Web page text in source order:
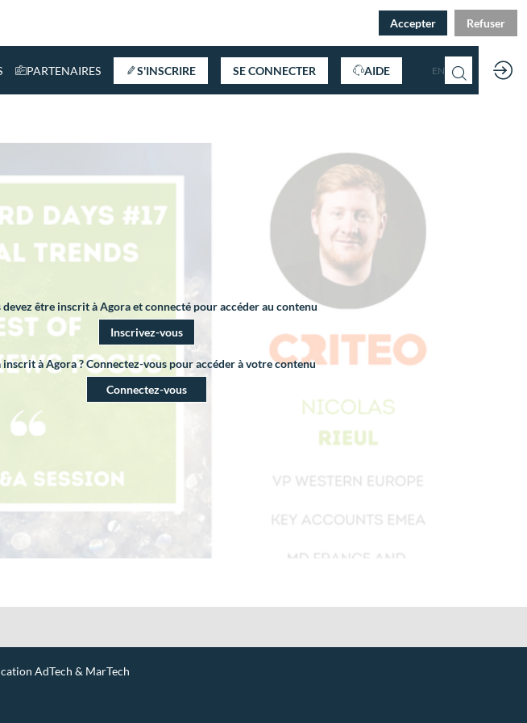
PARTENAIRES S'INSCRIRE SE CONNECTER AIDE EN
devez être inscrit à Agora et connecté pour accéder au contenu
Inscrivez-vous
inscrit à Agora ? Connectez-vous pour accéder à votre contenu
Connectez-vous
AdTech & MarTech
Accepter Refuser